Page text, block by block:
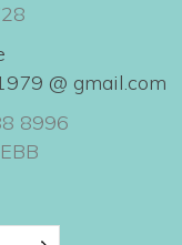
@ gmail.com
8996